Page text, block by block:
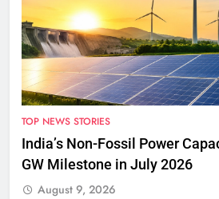
TOP NEWS STORIES
India’s Non-Fossil Power
GW Milestone in July 2026
August 9, 2026